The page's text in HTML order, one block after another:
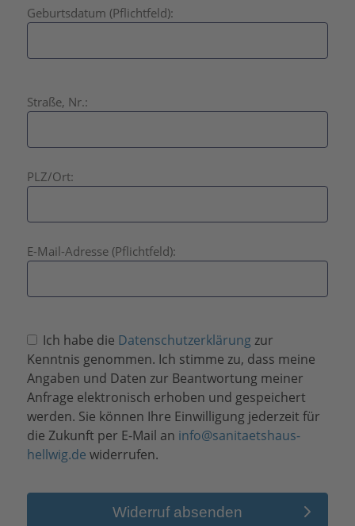
Geburtsdatum (Pflichtfeld):
i
t
l
s
e
i
s
e
s
F
e
l
d
e
Straße, Nr.:
PLZ/Ort:
E-Mail-Adresse (Pflichtfeld):
i
t
t
e
l
a
s
e
Ich habe die Datenschutzerklärungzur
Kenntnis genommen. Ich stimme zu, dass meine
Angaben und Daten zur Beantwortung meiner
Anfrage elektronisch erhoben und gespeichert
werden. Sie können Ihre Einwilligung jederzeit für
die Zukunft per E-Mail an info@sanitaetshaus-
hellwig.de widerrufen.
Widerruf absenden